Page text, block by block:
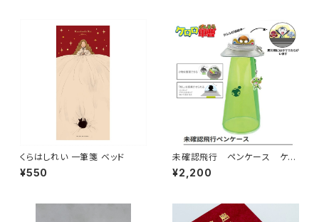
くらはしれい 一筆箋 ベッド
¥550
未確認飛行 ペンケース ケロ
ロ軍曹
¥2,200